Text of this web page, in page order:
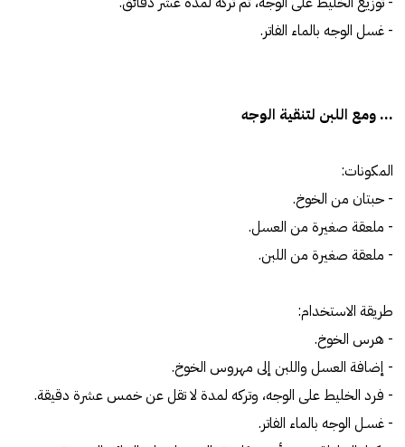
- غسل الوجه بالماء الفاتر.
... ومع اللبن لتنقية الوجه
المكونات:
- حبتان من الخوخ.
- ملعقة صغيرة من العسل.
- ملعقة صغيرة من اللبن.
طريقة الاستخدام:
- هرس الخوخ.
- إضافة العسل واللبن إلى مهروس الخوخ.
- فرد الخليط على الوجه، وتركه لمدة لا تقل عن خمس عشرة دقيقة.
- غسـل الوجه بالماء الفاتر.